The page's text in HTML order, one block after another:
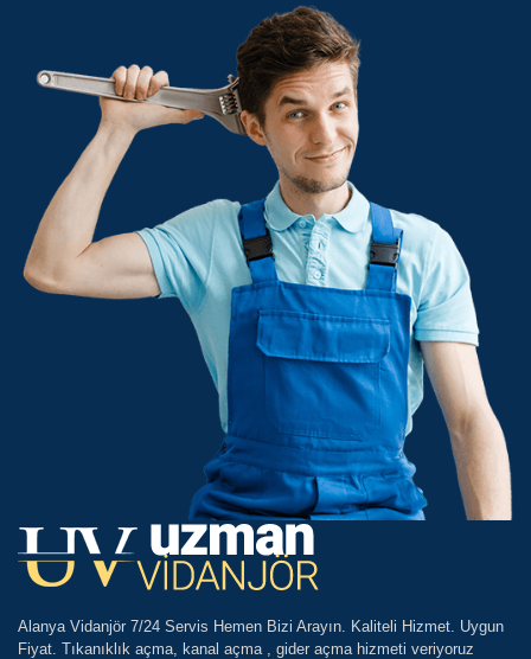
Alanya Vidanjör 7/24 Servis Hemen Bizi Arayın. Kaliteli Hizmet. Uygun
Fiyat. Tıkanıklık açma, kanal açma , gider açma hizmeti veriyoruz